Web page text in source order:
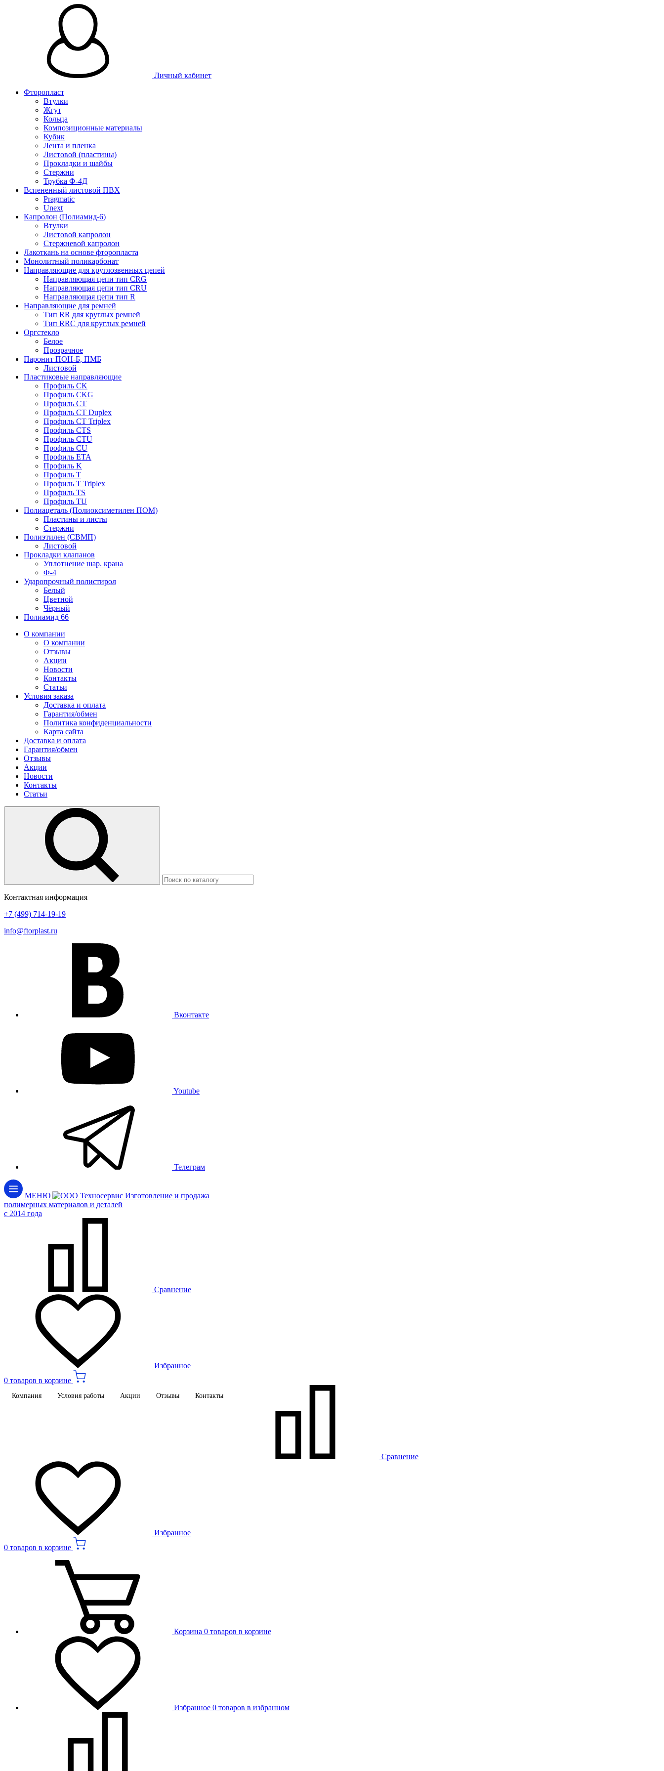
Личный кабинет
Фторопласт
Втулки
Жгут
Кольца
Композиционные материалы
Кубик
Лента и пленка
Листовой (пластины)
Прокладки и шайбы
Стержни
Трубка Ф-4Д
Вспененный листовой ПВХ
Pragmatic
Unext
Капролон (Полиамид-6)
Втулки
Листовой капролон
Стержневой капролон
Лакоткань на основе фторопласта
Монолитный поликарбонат
Направляющие для круглозвенных цепей
Направляющая цепи тип CRG
Направляющая цепи тип CRU
Направляющая цепи тип R
Направляющие для ремней
Тип RR для круглых ремней
Тип RRС для круглых ремней
Оргстекло
Белое
Прозрачное
Паронит ПОН-Б, ПМБ
Листовой
Пластиковые направляющие
Профиль CK
Профиль CKG
Профиль CT
Профиль CT Duplex
Профиль CT Triplex
Профиль CTS
Профиль CTU
Профиль CU
Профиль ETA
Профиль K
Профиль T
Профиль T Triplex
Профиль TS
Профиль TU
Полиацеталь (Полиоксиметилен ПОМ)
Пластины и листы
Стержни
Полиэтилен (СВМП)
Листовой
Прокладки клапанов
Уплотнение шар. крана
Ф-4
Ударопрочный полистирол
Белый
Цветной
Чёрный
Полиамид 66
О компании
О компании
Отзывы
Акции
Новости
Контакты
Статьи
Условия заказа
Доставка и оплата
Гарантия/обмен
Политика конфиденциальности
Карта сайта
Доставка и оплата
Гарантия/обмен
Отзывы
Акции
Новости
Контакты
Статьи
Контактная информация
+7 (499) 714-19-19
info@ftorplast.ru
Вконтакте
Youtube
Телеграм
МЕНЮ
Изготовление и продажа
полимерных материалов и деталей
c 2014 года
Сравнение
Избранное
0 товаров в корзине
Компания Условия работы Акции Отзывы Контакты
Сравнение
Избранное
0 товаров в корзине
Корзина 0 товаров в корзине
Избранное 0 товаров в избранном